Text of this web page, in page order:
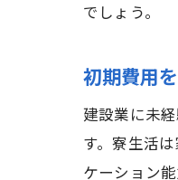
でしょう。
初期費用
建設業に未
す。寮生活
ケーション